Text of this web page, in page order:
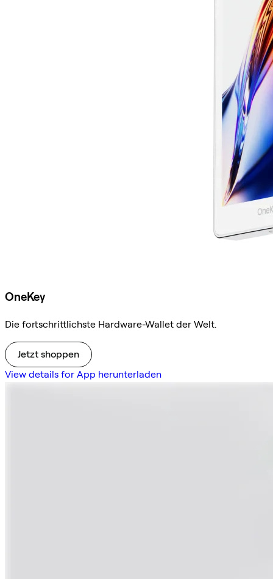
OneKey
Die fortschrittlichste Hardware-Wallet der Welt.
Jetzt shoppen
View details for App herunterladen